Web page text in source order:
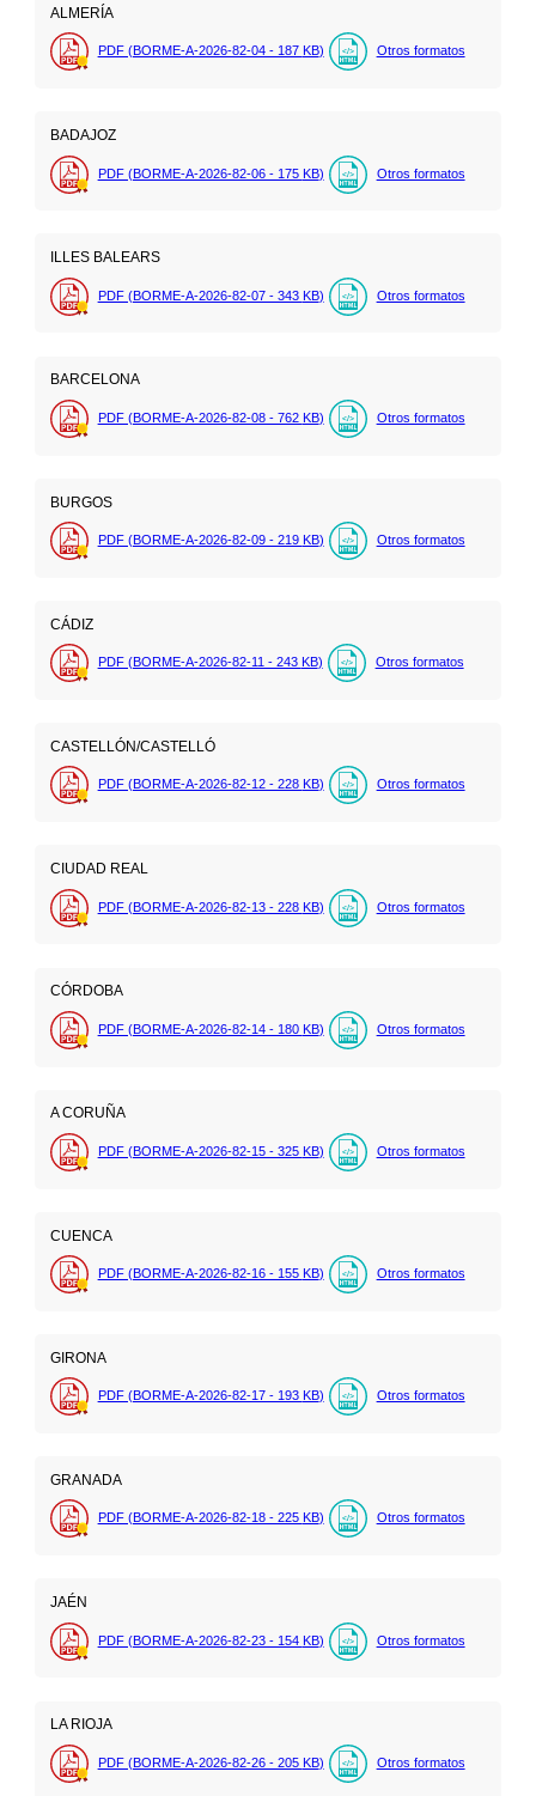
ALMERÍA
PDF (BORME-A-2026-82-04 - 187 KB) Otros formatos
BADAJOZ
PDF (BORME-A-2026-82-06 - 175 KB) Otros formatos
ILLES BALEARS
PDF (BORME-A-2026-82-07 - 343 KB) Otros formatos
BARCELONA
PDF (BORME-A-2026-82-08 - 762 KB) Otros formatos
BURGOS
PDF (BORME-A-2026-82-09 - 219 KB) Otros formatos
CÁDIZ
PDF (BORME-A-2026-82-11 - 243 KB) Otros formatos
CASTELLÓN/CASTELLÓ
PDF (BORME-A-2026-82-12 - 228 KB) Otros formatos
CIUDAD REAL
PDF (BORME-A-2026-82-13 - 228 KB) Otros formatos
CÓRDOBA
PDF (BORME-A-2026-82-14 - 180 KB) Otros formatos
A CORUÑA
PDF (BORME-A-2026-82-15 - 325 KB) Otros formatos
CUENCA
PDF (BORME-A-2026-82-16 - 155 KB) Otros formatos
GIRONA
PDF (BORME-A-2026-82-17 - 193 KB) Otros formatos
GRANADA
PDF (BORME-A-2026-82-18 - 225 KB) Otros formatos
JAÉN
PDF (BORME-A-2026-82-23 - 154 KB) Otros formatos
LA RIOJA
PDF (BORME-A-2026-82-26 - 205 KB) Otros formatos